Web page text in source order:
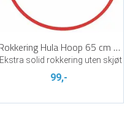
Rokkering Hula Hoop 65 cm Rød
Ekstra solid rokkering uten skjøt
99,-